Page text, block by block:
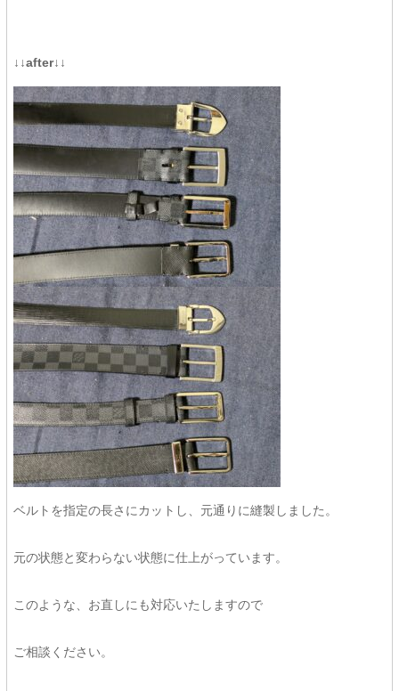
↓↓after↓↓
ベルトを指定の長さにカットし、元通りに縫製しました。
元の状態と変わらない状態に仕上がっています。
このような、お直しにも対応いたしますので
ご相談ください。